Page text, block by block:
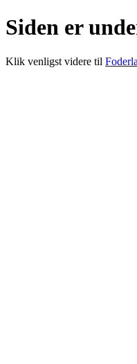
Siden er
Klik venligst videre til